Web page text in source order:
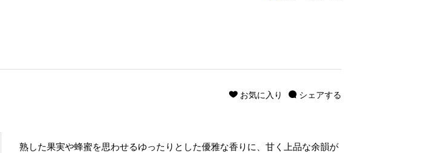
シェアする
お気に入り
熟した果実や蜂蜜を思わせるゆったりとした優雅な香りに、甘く上品な余韻が